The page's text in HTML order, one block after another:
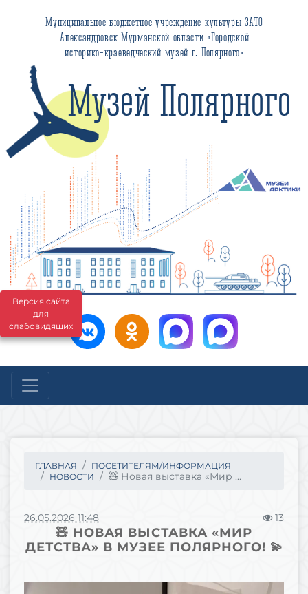
Версия сайта
для
слабовидящих
Муниципальное бюджетное учреждение культуры ЗАТО
Александровск Мурманской области «Городской
историко-краеведческий музей г. Полярного»
ГЛАВНАЯ
ПОСЕТИТЕЛЯМ/ИНФОРМАЦИЯ
НОВОСТИ
🧸 Новая выставка «Мир ...
26.05.2026 11:48 13
🧸 НОВАЯ ВЫСТАВКА «МИР
ДЕТСТВА» В МУЗЕЕ ПОЛЯРНОГО! 💫